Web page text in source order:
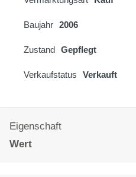
Baujahr 2006
Zustand Gepflegt
Verkaufstatus Verkauft
Eigenschaft
Wert